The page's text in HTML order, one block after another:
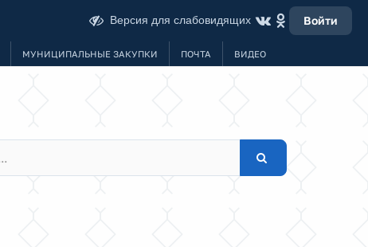
Версия для слабовидящих Войти
МУНИЦИПАЛЬНЫЕ ЗАКУПКИ ПОЧТА ВИДЕО